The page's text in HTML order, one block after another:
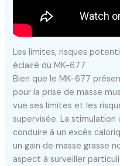
Les limites, risques
éclairé du MK-677
Bien que le MK-677
pour la prise de masse
vue ses limites et les
supervisée. La
conduire à un excès
un gain de masse grasse
aspect à surveiller